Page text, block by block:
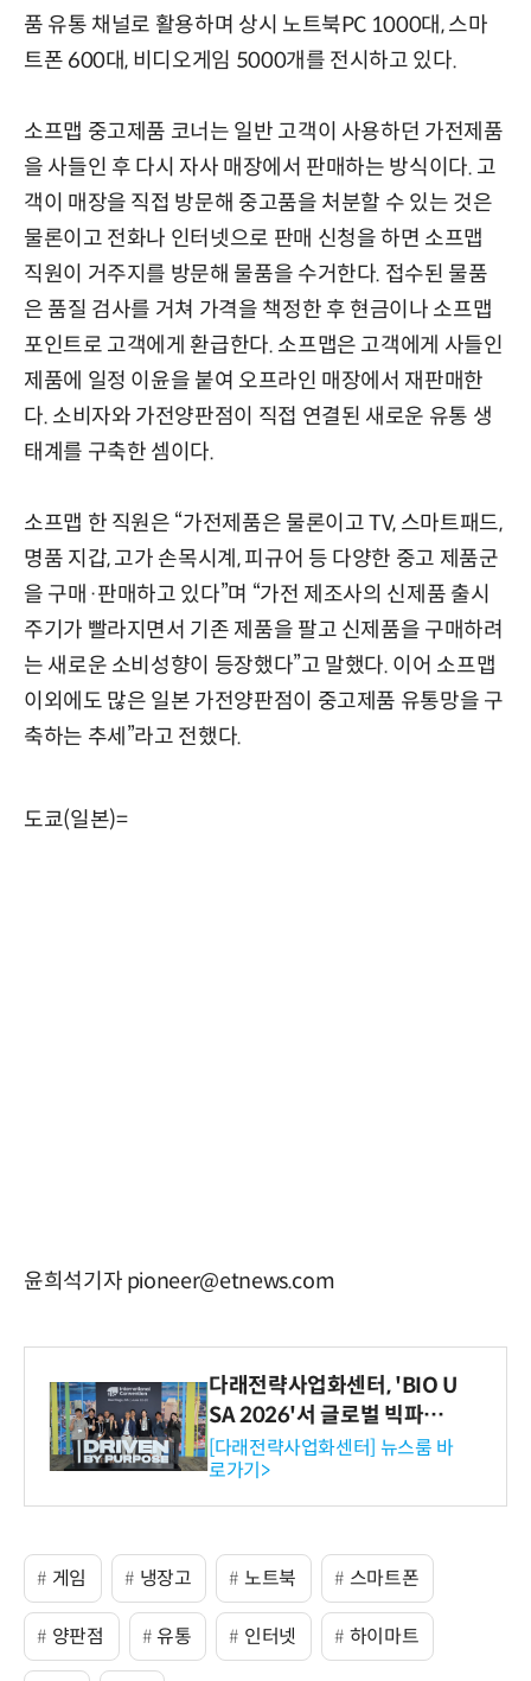
품 유통 채널로 활용하며 상시 노트북PC 1000대, 스마
트폰 600대, 비디오게임 5000개를 전시하고 있다.
소프맵 중고제품 코너는 일반 고객이 사용하던 가전제품
을 사들인 후 다시 자사 매장에서 판매하는 방식이다. 고
객이 매장을 직접 방문해 중고품을 처분할 수 있는 것은
물론이고 전화나 인터넷으로 판매 신청을 하면 소프맵
직원이 거주지를 방문해 물품을 수거한다. 접수된 물품
은 품질 검사를 거쳐 가격을 책정한 후 현금이나 소프맵
포인트로 고객에게 환급한다. 소프맵은 고객에게 사들인
제품에 일정 이윤을 붙여 오프라인 매장에서 재판매한
다. 소비자와 가전양판점이 직접 연결된 새로운 유통 생
태계를 구축한 셈이다.
소프맵 한 직원은 “가전제품은 물론이고 TV, 스마트패드,
명품 지갑, 고가 손목시계, 피규어 등 다양한 중고 제품군
을 구매·판매하고 있다”며 “가전 제조사의 신제품 출시
주기가 빨라지면서 기존 제품을 팔고 신제품을 구매하려
는 새로운 소비성향이 등장했다”고 말했다. 이어 소프맵
이외에도 많은 일본 가전양판점이 중고제품 유통망을 구
축하는 추세”라고 전했다.
도쿄(일본)=
윤희석기자 pioneer@etnews.com
다래전략사업화센터, 'BIO U
SA 2026'서 글로벌 빅파마
와의 비즈니스 미팅 지원…K
-바이오 해외 진출 교두보 확
보
[다래전략사업화센터] 뉴스룸 바
로가기>
게임 냉장고 노트북 스마트폰
양판점 유통 인터넷 하이마트